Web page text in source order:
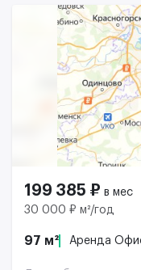
199 385 ₽ в мес
30 000 ₽ м²/год
97 м² Аренда